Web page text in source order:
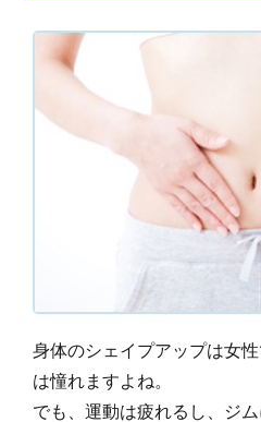
身体のシェイプアップは女
は憧れますよね。
でも、運動は疲れるし、ジ